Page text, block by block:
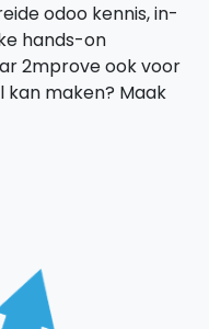
odoo kennis, in-
hands-on
2mprove ook voor
maken? Maak